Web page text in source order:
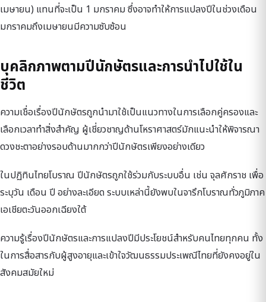
เมษายน) แทนที่จะเป็น 1 มกราคม ซึ่งอาจทำให้การแปลงปีในช่วงเดือน
มกราคมถึงเมษายนมีความซับซ้อน
บุคลิกภาพตามปีนักษัตรและการนำไปใช้ใน
ชีวิต
ความเชื่อเรื่องปีนักษัตรถูกนำมาใช้เป็นแนวทางในการเลือกคู่ครองและ
เลือกเวลาทำสิ่งสำคัญ ผู้เชี่ยวชาญด้านโหราศาสตร์มักแนะนำให้พิจารณา
ดวงชะตาอย่างรอบด้านมากกว่าปีนักษัตรเพียงอย่างเดียว
ในปฏิทินไทยโบราณ ปีนักษัตรถูกใช้ร่วมกับระบบอื่น เช่น จุลศักราช เพื่อ
ระบุวัน เดือน ปี อย่างละเอียด ระบบเหล่านี้ยังพบในจารึกโบราณทั่วภูมิภาค
เอเชียตะวันออกเฉียงใต้
ความรู้เรื่องปีนักษัตรและการแปลงปีมีประโยชน์สำหรับคนไทยทุกคน ทั้ง
ในการสื่อสารกับผู้สูงอายุและเข้าใจวัฒนธรรมประเพณีไทยที่ยังคงอยู่ใน
สังคมสมัยใหม่